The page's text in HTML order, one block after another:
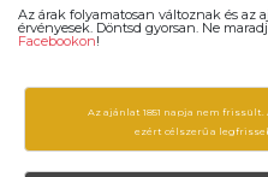
Az árak folyamatosan változnak és az
érvényesek. Döntsd gyorsan. Ne
Facebookon!
Az ajánlat 1851 napja nem
ezért célszerű a